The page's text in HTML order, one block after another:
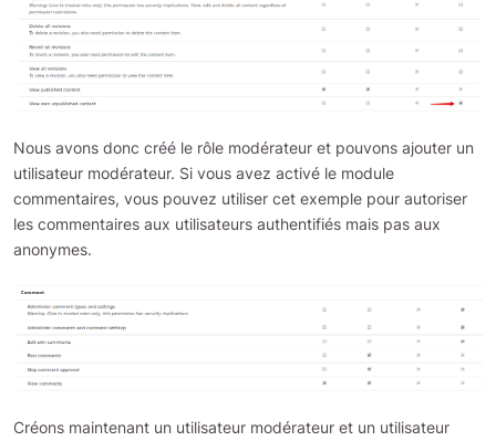
Nous avons donc créé le rôle modérateur et pouvons ajouter un
utilisateur modérateur. Si vous avez activé le module
commentaires, vous pouvez utiliser cet exemple pour autoriser
les commentaires aux utilisateurs authentifiés mais pas aux
anonymes.
Créons maintenant un utilisateur modérateur et un utilisateur